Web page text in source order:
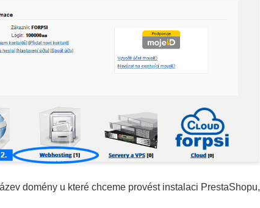
domény u které chceme provést instalaci PrestaShopu,